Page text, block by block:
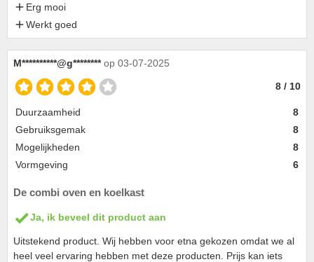
Erg mooi
Werkt goed
M**********@g******** op 03-07-2025
8 / 10
Duurzaamheid
8
Gebruiksgemak
8
Mogelijkheden
8
Vormgeving
6
De combi oven en koelkast
Ja, ik beveel dit product aan
Uitstekend product. Wij hebben voor etna gekozen omdat we al
heel veel ervaring hebben met deze producten. Prijs kan iets